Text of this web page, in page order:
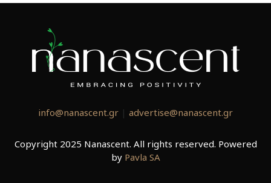
info@nanascent.gr | advertise@nanascent.gr
Copyright 2025 Nanascent. All rights reserved. Powered
by Pavla SA